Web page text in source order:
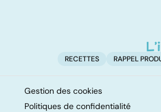
RECETTES RAPPEL
Gestion des cookies
Politiques de confidentialité